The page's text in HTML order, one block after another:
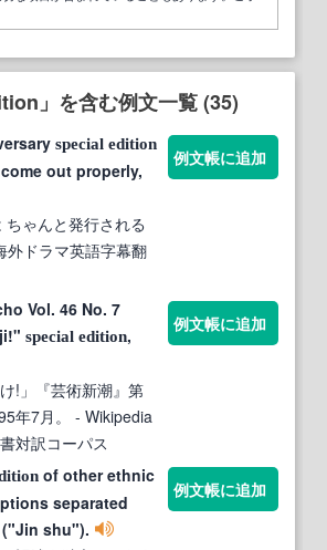
」を含む例文一覧 (35)
special edition
out properly,
ゃんと発行される
外ドラマ英語字幕翻
例文帳に追加
Vol. 46 No. 7
special edition,
!」『芸術新潮』第
年7月。
- Wikipedia
対訳コーパス
例文帳に追加
of other ethnic
separated
shu").
例文帳に追加